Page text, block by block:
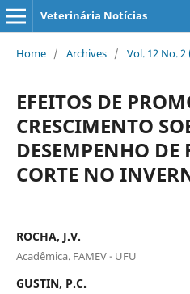
Veterinária Notícias
Home / Archives / Vol. 12 No.
EFEITOS DE
CRESCIMENTO
DESEMPENHO DE
CORTE NO
ROCHA, J.V.
Acadêmica. FAMEV - UFU
GUSTIN, P.C.